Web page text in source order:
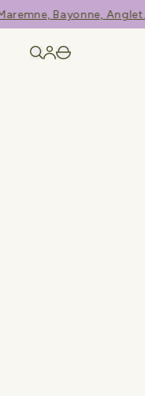
Bayonne, Anglet...)